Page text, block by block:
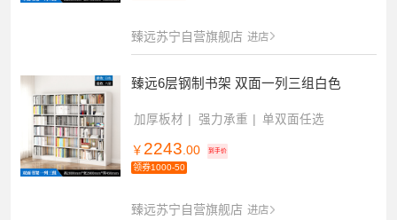
臻远苏宁自营旗舰店 进店
臻远6层钢制书架 双面一列三组白色
加厚板材 强力承重 单双面任选
￥ 2243.00 到手价
领券1000-50
臻远苏宁自营旗舰店 进店